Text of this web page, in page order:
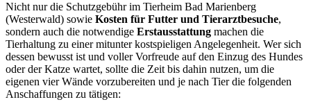
Nicht nur die Schutzgebühr im Tierheim Bad Marienberg
(Westerwald) sowie Kosten für Futter und Tierarztbesuche,
sondern auch die notwendige Erstausstattung machen die
Tierhaltung zu einer mitunter kostspieligen Angelegenheit. Wer sich
dessen bewusst ist und voller Vorfreude auf den Einzug des Hundes
oder der Katze wartet, sollte die Zeit bis dahin nutzen, um die
eigenen vier Wände vorzubereiten und je nach Tier die folgenden
Anschaffungen zu tätigen: